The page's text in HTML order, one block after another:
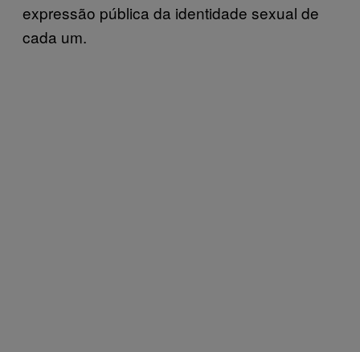
expressão pública da identidade sexual de
cada um.